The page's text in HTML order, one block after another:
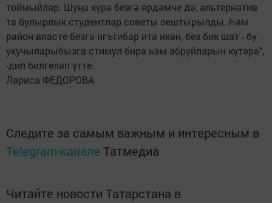
тоймыйлар. Шуңа күрә безгә ярдәмче дә, альтернатив
та булырлык студентлар советы оештырылды. Һәм
район власте безгә игътибар итә икән, без бик шат - бу
укучыларыбызга стимул бирә һәм абруйларын күтәрә",
-дип билгеләп үтте.
Лариса ФЕДОРОВА
Следите за самым важным и интересным в
Telegram-канале Татмедиа
Читайте новости Татарстана в